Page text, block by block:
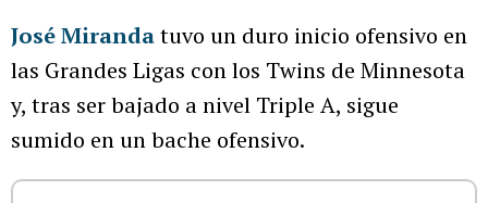
José Mirandatuvo un duro inicio ofensivo en
las Grandes Ligas con los Twins de Minnesota
y, tras ser bajado a nivel Triple A, sigue
sumido en un bache ofensivo.